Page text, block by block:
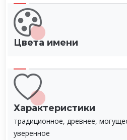
Цвета имени
Характеристики
традиционное, древнее,
уверенное